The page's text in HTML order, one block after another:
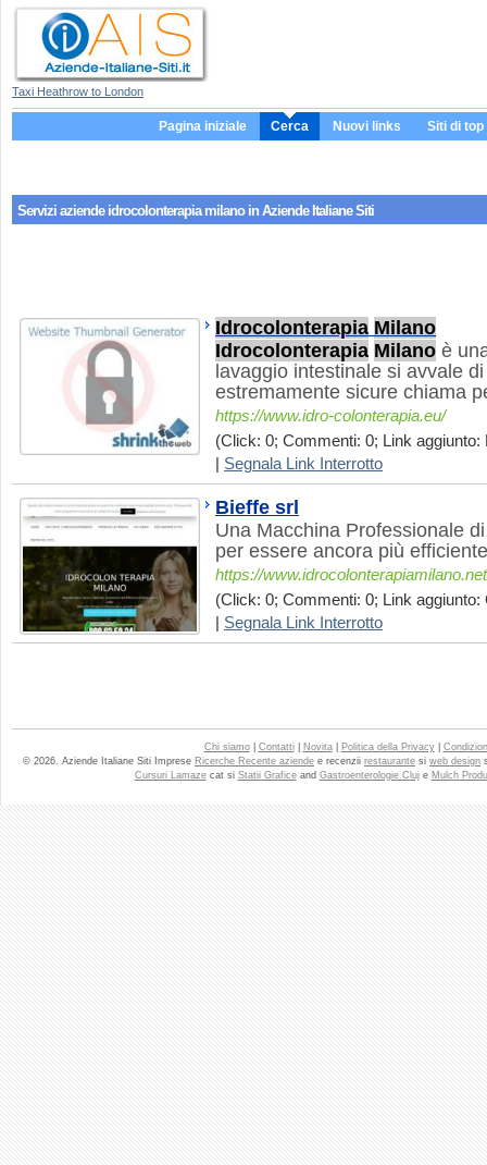
Taxi Heathrow to London
Pagina iniziale Cerca Nuovi links Siti di top
Servizi aziende idrocolonterapia milanoin Aziende Italiane Siti
Idrocolonterapia Milano
Idrocolonterapia Milano è
lavaggio intestinale si avvale
estremamente sicure chiama
https://www.idro-colonterapia.eu/
(Click: 0; Commenti: 0; Link aggiunto:
Segnala Link Interrotto
Bieffe srl
Una Macchina Professionale
per essere ancora più
https://www.idrocolonterapiamilano.net
(Click: 0; Commenti: 0; Link aggiunto:
Segnala Link Interrotto
Chi siamo| Contatti| Novita| Politica della Privacy|
© 2026. Aziende Italiane Siti Imprese Ricerche Recente aziende e recenzii restaurante si web design
Cursuri Lamazecat si Statii Graficeand Gastroenterologie Cluje Mulch